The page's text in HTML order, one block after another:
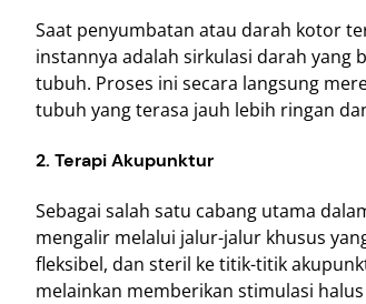
Saat penyumbatan atau darah kotor
instannya adalah sirkulasi darah yang
tubuh. Proses ini secara langsung
tubuh yang terasa jauh lebih ringan
2. Terapi Akupunktur
Sebagai salah satu cabang utama
mengalir melalui jalur-jalur khusus
fleksibel, dan steril ke titik-titik
melainkan memberikan stimulasi